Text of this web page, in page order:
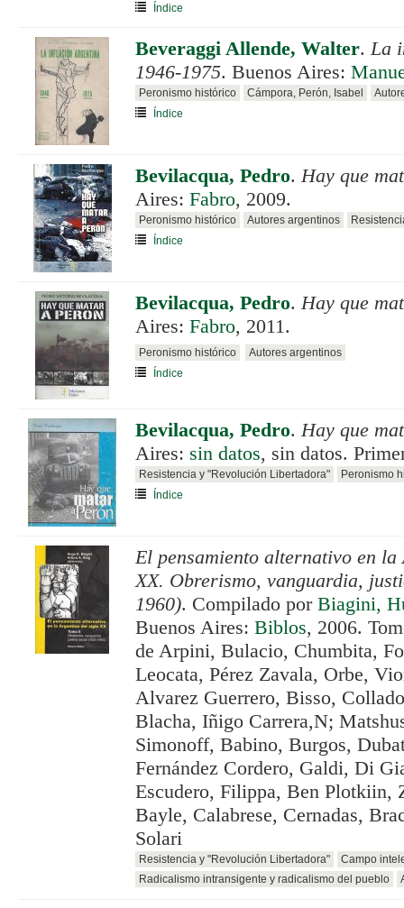
Índice
Beveraggi Allende, Walter. La
1946-1975. Buenos Aires:
Peronismo histórico Cámpora, Perón, Isabel
Índice
Bevilacqua, Pedro. Hay que
Aires: Fabro, 2009.
Peronismo histórico Autores argentinos
Índice
Bevilacqua, Pedro. Hay que
Aires: Fabro, 2011.
Peronismo histórico
Autores argentinos
Índice
Bevilacqua, Pedro. Hay que
Aires: sin datos, sin datos.
Resistencia y "Revolución Libertadora"
Peronismo
Índice
El pensamiento alternativo en
XX. Obrerismo, vanguardia,
1960). Compilado por Biagini,
Buenos Aires: Biblos, 2006.
de Arpini, Bulacio, Chumbita,
Leocata, Pérez Zavala, Orbe,
Alvarez Guerrero, Bisso,
Blacha, Iñigo Carrera,N;
Simonoff, Babino, Burgos,
Fernández Cordero, Galdi, Di
Escudero, Filippa, Ben Plotkiin,
Bayle, Calabrese, Cernadas,
Solari
Resistencia y "Revolución Libertadora"
Campo
Radicalismo intransigente y radicalismo del pueblo